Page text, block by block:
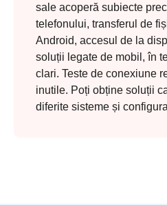
sale acoperă subiecte
telefonului, transferul de
Android, accesul de la
soluții legate de mobil, în
clari. Teste de conexiune
inutile. Poți obține soluții
diferite sisteme și